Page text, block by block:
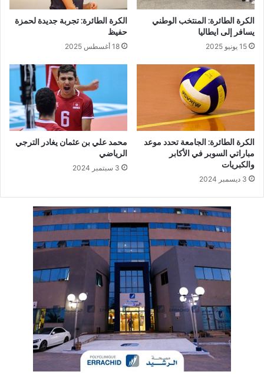
الكرة الطائرة: المنتخب الوطني
يسافر إلى ايطاليا
15 يونيو 2025
الكرة الطائرة: تجربة جديدة لحمزة
حفيظ
18 أغسطس 2025
الكرة الطائرة: الجامعة تحدد موعد
مباراتي السوبر في الأكابر
والكبريات
3 ديسمبر 2024
محمد علي بن عثمان يغادر الترجي
الرياضي
3 سبتمبر 2024